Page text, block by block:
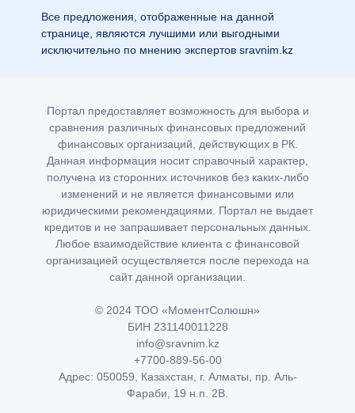
Все предложения, отображенные на данной
странице, являются лучшими или выгодными
исключительно по мнению экспертов sravnim.kz
Портал предоставляет возможность для выбора и
сравнения различных финансовых предложений
финансовых организаций, действующих в РК.
Данная информация носит справочный характер,
получена из сторонних источников без каких-либо
изменений и не является финансовыми или
юридическими рекомендациями. Портал не выдает
кредитов и не запрашивает персональных данных.
Любое взаимодействие клиента с финансовой
организацией осуществляется после перехода на
сайт данной организации.
© 2024 ТОО «МоментСолюшн»
БИН 231140011228
info@sravnim.kz
+7700-889-56-00
Адрес: 050059, Казахстан, г. Алматы, пр. Аль-
Фараби, 19 н.п. 2В.